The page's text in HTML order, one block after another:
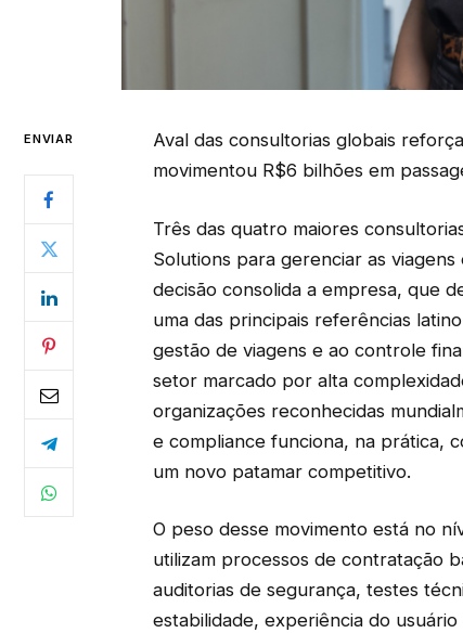
ENVIAR
Aval das consultorias globais
movimentou R$6 bilhões em
Três das quatro maiores
Solutions para gerenciar as
decisão consolida a empresa, que
uma das principais referências
gestão de viagens e ao controle
setor marcado por alta
organizações reconhecidas
e compliance funciona, na prática,
um novo patamar competitivo.
O peso desse movimento está no
utilizam processos de contratação
auditorias de segurança, testes
estabilidade, experiência do